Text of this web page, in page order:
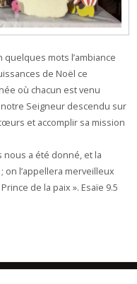
quelques mots l’ambiance
de Noël ce
où chacun est venu
notre Seigneur descendu sur
et accomplir sa mission
nous a été donné, et la
l’appellera merveilleux
de la paix ». Esaïe 9.5